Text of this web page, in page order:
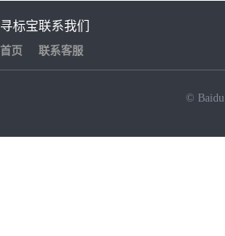
寻标宝
首页
联系我们
联系客服
© Baidu